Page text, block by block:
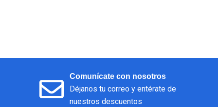
Comunícate con nosotros
Déjanos tu correo y entérate de
nuestros descuentos